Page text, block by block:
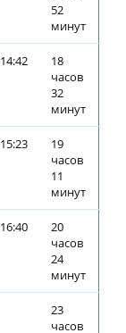
52
минут
14:42
18
часов
32
минут
15:23
19
часов
11
минут
16:40
20
часов
24
минут
23
часов